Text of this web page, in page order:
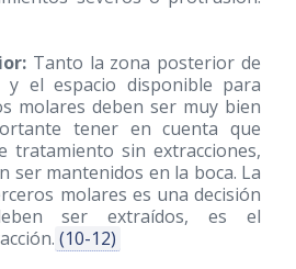
Tanto la zona posterior de
y el espacio disponible para
molares deben ser muy bien
tener en cuenta que
tratamiento sin extracciones,
ser mantenidos en la boca. La
molares es una decisión
ser extraídos, es el
(10-12)